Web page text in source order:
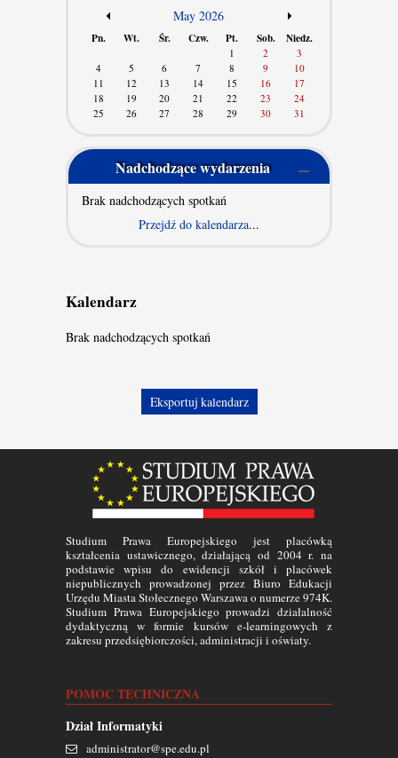
/ May 2026 /
Pn. Wt. Śr. Czw. Pt. Sob. Niedz.
1 2
3
4
5 6 7 8 9
10
11
12 13 14 15 16
17
18
19 20 21 22 23
24
25
26 27 28 29 30 31
Nadchodzące wydarzenia
Brak nadchodzących spotkań
Przejdź do kalendarza...
Kalendarz
Brak nadchodzących spotkań
Studium Prawa Europejskiego jest placówką
kształcenia ustawicznego, działającą od 2004 r. na
podstawie wpisu do ewidencji szkół i placówek
niepublicznych prowadzonej przez Biuro Edukacji
Urzędu Miasta Stołecznego Warszawa o numerze 974K.
Studium Prawa Europejskiego prowadzi działalność
dydaktyczną w formie kursów e-learningowych z
zakresu przedsiębiorczości, administracji i oświaty.
POMOC TECHNICZNA
Dział Informatyki
administrator@spe.edu.pl